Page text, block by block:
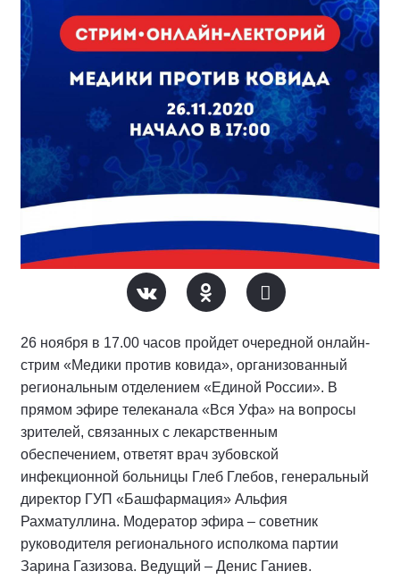
26 ноября в 17.00 часов пройдет очередной онлайн-
стрим «Медики против ковида», организованный
региональным отделением «Единой России». В
прямом эфире телеканала «Вся Уфа» на вопросы
зрителей, связанных с лекарственным
обеспечением, ответят врач зубовской
инфекционной больницы Глеб Глебов, генеральный
директор ГУП «Башфармация» Альфия
Рахматуллина. Модератор эфира – советник
руководителя регионального исполкома партии
Зарина Газизова. Ведущий – Денис Ганиев.